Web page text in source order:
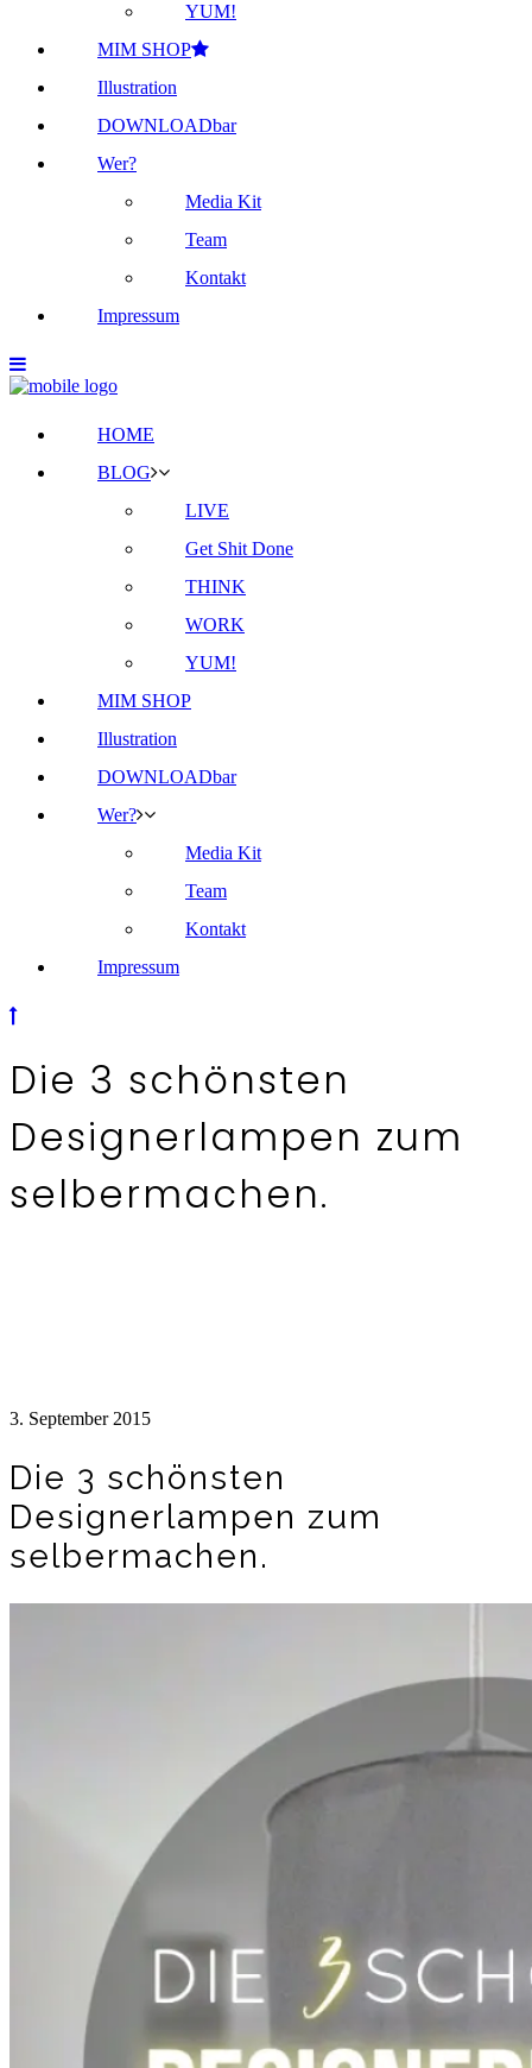
YUM!
MIM SHOP
Illustration
DOWNLOADbar
Wer?
Media Kit
Team
Kontakt
Impressum
HOME
BLOG
LIVE
Get Shit Done
THINK
WORK
YUM!
MIM SHOP
Illustration
DOWNLOADbar
Wer?
Media Kit
Team
Kontakt
Impressum
Die 3 schönsten
Designerlampen zum
selbermachen.
3. September 2015
Die 3 schönsten
Designerlampen zum
selbermachen.